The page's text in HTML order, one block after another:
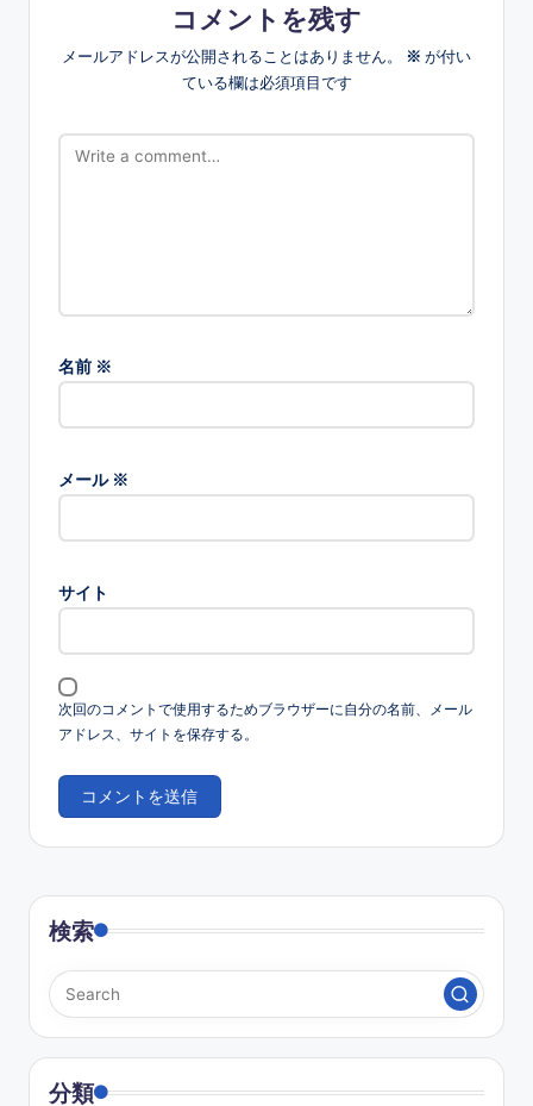
コメントを残す
メールアドレスが公開されることはありません。 ※ が付い
ている欄は必須項目です
名前 ※
メール ※
サイト
次回のコメントで使用するためブラウザーに自分の名前、メール
アドレス、サイトを保存する。
検索
分類